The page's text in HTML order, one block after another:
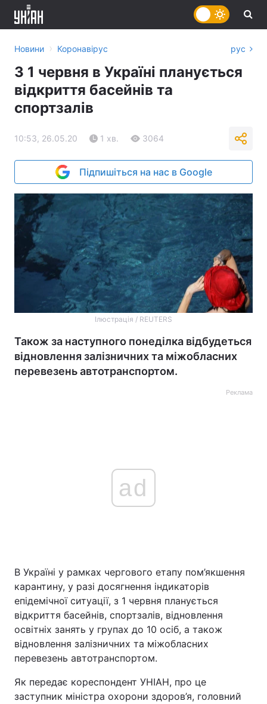
Головна Війна
Україна Політика
Світ
Спорт Наука
Техно і зв'язок
Новини › Коронавірус рус
З 1 червня в Україні планується
відкриття басейнів та
спортзалів
10:53, 26.05.20 1 хв. 3064
Підпишіться на нас в Google
Ілюстрація / REUTERS
Також за наступного понеділка відбудеться
відновлення залізничних та міжобласних
перевезень автотранспортом.
Реклама
ad
В Україні у рамках чергового етапу пом’якшення
карантину, у разі досягнення індикаторів
епідемічної ситуації, з 1 червня планується
відкриття басейнів, спортзалів, відновлення
освітніх занять у групах до 10 осіб, а також
відновлення залізничних та міжобласних
перевезень автотранспортом.
Як передає кореспондент УНІАН, про це
заступник міністра охорони здоров’я, головний